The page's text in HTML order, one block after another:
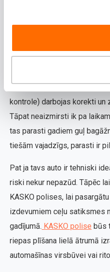
padomi
Nekad nepārbaudi karstas
simts kilometrus pa šoseju,
riepas ir atdzisušas.
pārliecinies, ka tava TPMS
kontrole) darbojas korekti un
Tāpat neaizmirsti ik pa
tas parasti gadiem guļ
tiešām vajadzīgs, parasti ir
Pat ja tavs auto ir tehniski
riski nekur nepazūd. Tāpēc
KASKO polises, lai
izdevumiem ceļu satiksmes
gadījumā. KASKO polise būs
riepas plīšana lielā ātrumā
automašīnas virsbūvei vai